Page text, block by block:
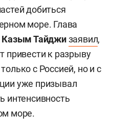
добиться
море. Глава
Казым Тайджизаявил,
привести к разрыву
с Россией, но и с
уже призывал
интенсивность
море.